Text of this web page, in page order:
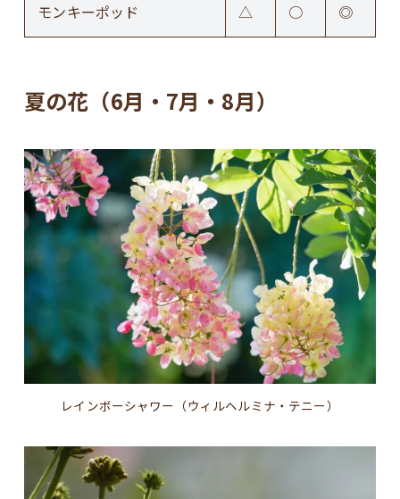
モンキーポッド △ ○ ◎
夏の花（6月・7月・8月）
レインボーシャワー（ウィルヘルミナ・テニー）